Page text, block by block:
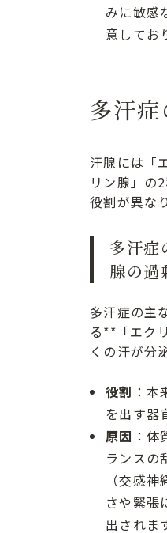
みに敏感
意してお
多汗
汗腺には「
リン腺」の
役割が異な
多汗症
腺の過
多汗症の主
る**「エク
くの汗が分
役割 ：
を出す器
原因 ：
ランスの
（交感
さや緊張
出されま